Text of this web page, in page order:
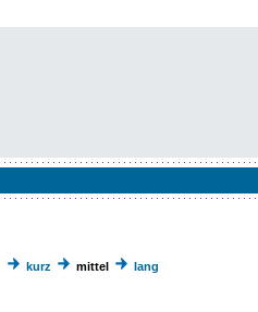
kurz mittel lang